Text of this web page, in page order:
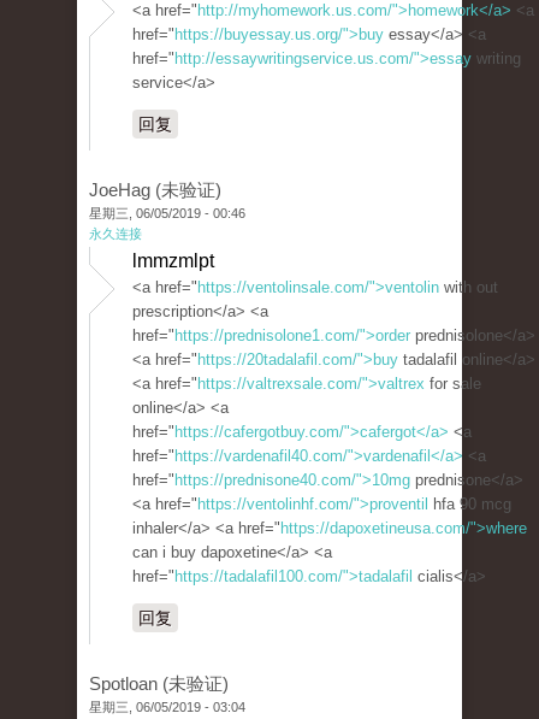
<a href=" http://myhomework.us.com/">homework</a> <a
href=" https://buyessay.us.org/">buy essay</a> <a
href=" http://essaywritingservice.us.com/">essay writing
service</a>
回复
JoeHag (未验证)
星期三, 06/05/2019 - 00:46
永久连接
lmmzmlpt
<a href=" https://ventolinsale.com/">ventolin with out
prescription</a> <a
href=" https://prednisolone1.com/">order prednisolone</a>
<a href=" https://20tadalafil.com/">buy tadalafil online</a>
<a href=" https://valtrexsale.com/">valtrex for sale
online</a> <a
href=" https://cafergotbuy.com/">cafergot</a> <a
href=" https://vardenafil40.com/">vardenafil</a> <a
href=" https://prednisone40.com/">10mg prednisone</a>
<a href=" https://ventolinhf.com/">proventil
hfa 90 mcg
inhaler</a> <a href=" https://dapoxetineusa.com/">where
can i buy dapoxetine</a> <a
href=" https://tadalafil100.com/">tadalafil cialis</a>
回复
Spotloan (未验证)
星期三, 06/05/2019 - 03:04